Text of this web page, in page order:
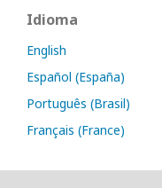
Idioma
English
Español (España)
Português (Brasil)
Français (France)